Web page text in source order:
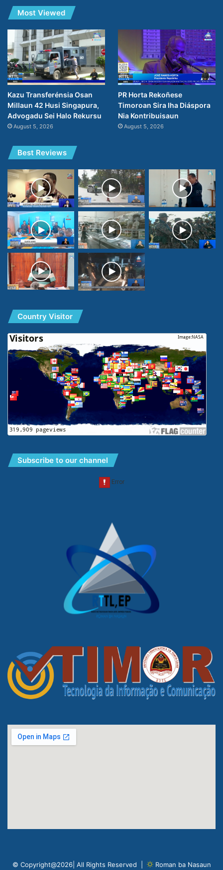
Most Viewed
Kazu Transferénsia Osan
Millaun 42 Husi Singapura,
Advogadu Sei Halo Rekursu
August 5, 2026
PR Horta Rekoñese
Timoroan Sira Iha Diáspora
Nia Kontribuisaun
August 5, 2026
Best Reviews
Country Visitor
Subscribe to our channel
© Copyright@2026| All Rights Reserved | Roman ba Nasaun